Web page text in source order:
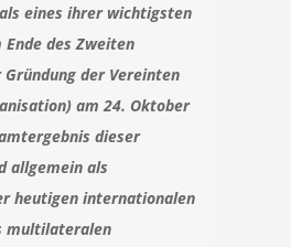
eines ihrer wichtigsten
Ende des Zweiten
der Vereinten
am 24. Oktober
dieser
allgemein als
heutigen internationalen
multilateralen